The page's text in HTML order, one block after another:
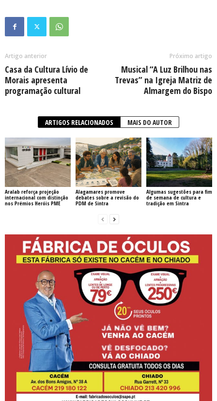
Artigo anterior
Casa da Cultura Lívio de
Morais apresenta
programação cultural
Próximo artigo
Musical “A Luz Brilhou nas
Trevas” na Igreja Matriz de
Almargem do Bispo
ARTIGOS RELACIONADOS MAIS DO AUTOR
Aralab reforça projeção
internacional com distinção
nos Prémios Heróis PME
Alagamares promove
debates sobre a revisão do
PDM de Sintra
Algumas sugestões para fim
de semana de cultura e
tradição em Sintra